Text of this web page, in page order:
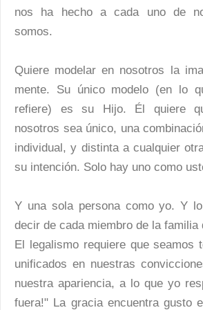
nos ha hecho a cada uno de
somos.
Quiere modelar en nosotros la
mente. Su único modelo (en lo
refiere) es su Hijo. Él quiere
nosotros sea único, una
individual, y distinta a cualquier
su intención. Solo hay uno como
Y una sola persona como yo. Y
decir de cada miembro de la familia
El legalismo requiere que seamos
unificados en nuestras
nuestra apariencia, a lo que yo
fuera!" La gracia encuentra gusto